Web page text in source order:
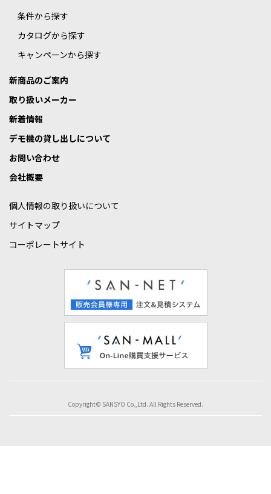
条件から探す
カタログから探す
キャンペーンから探す
新商品のご案内
取り扱いメーカー
新着情報
デモ機の貸し出しについて
お問い合わせ
会社概要
個人情報の取り扱いについて
サイトマップ
コーポレートサイト
Copyright© SANSYO Co.,Ltd. All Rights Reserved.